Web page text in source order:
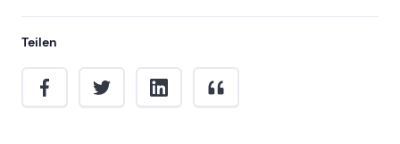
Teilen